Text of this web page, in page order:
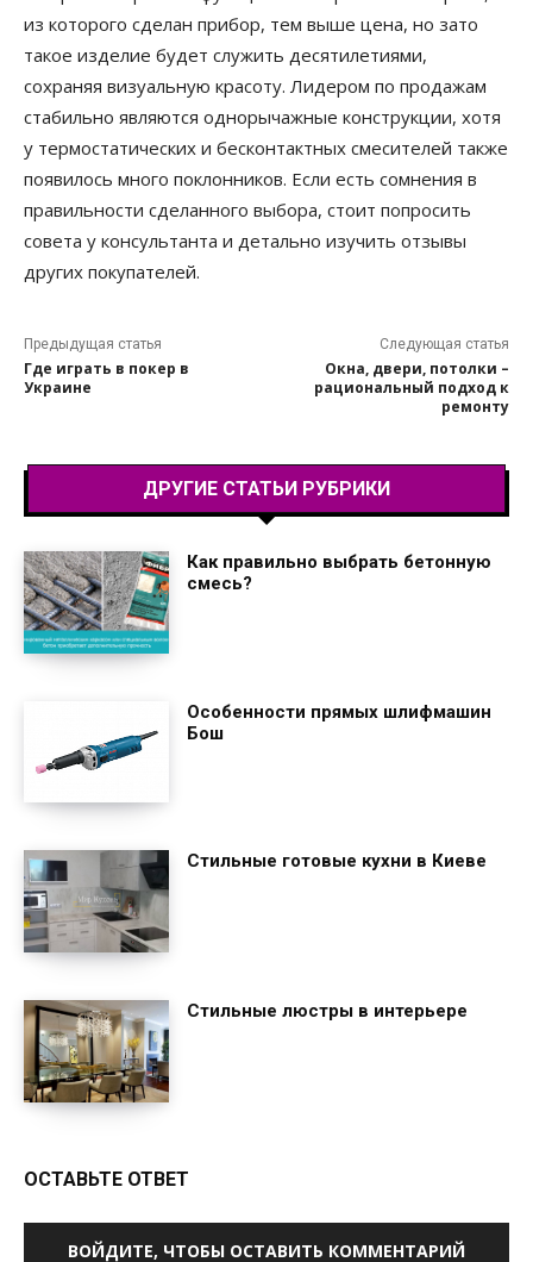
из которого сделан прибор, тем выше цена, но зато
такое изделие будет служить десятилетиями,
сохраняя визуальную красоту. Лидером по продажам
стабильно являются однорычажные конструкции, хотя
у термостатических и бесконтактных смесителей также
появилось много поклонников. Если есть сомнения в
правильности сделанного выбора, стоит попросить
совета у консультанта и детально изучить отзывы
других покупателей.
Предыдущая статья
Где играть в покер в
Украине
Следующая статья
Окна, двери, потолки –
рациональный подход к
ремонту
ДРУГИЕ СТАТЬИ РУБРИКИ
Как правильно выбрать бетонную
смесь?
Особенности прямых шлифмашин
Бош
Стильные готовые кухни в Киеве
Стильные люстры в интерьере
ОСТАВЬТЕ ОТВЕТ
ВОЙДИТЕ, ЧТОБЫ ОСТАВИТЬ КОММЕНТАРИЙ